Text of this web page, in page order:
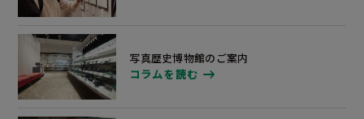
写真歴史博物館のご案内
コラムを読む